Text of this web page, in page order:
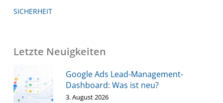
SICHERHEIT
Letzte Neuigkeiten
Google Ads Lead-Management-
Dashboard: Was ist neu?
3. August 2026